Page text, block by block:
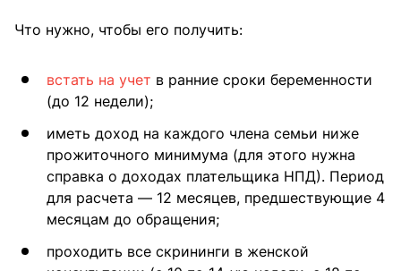
Что нужно, чтобы его получить:
встать на учет в ранние сроки беременности
(до 12 недели);
иметь доход на каждого члена семьи ниже
прожиточного минимума (для этого нужна
справка о доходах плательщика НПД). Период
для расчета — 12 месяцев, предшествующие 4
месяцам до обращения;
проходить все скрининги в женской